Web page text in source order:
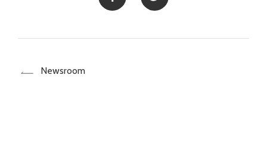
Newsroom